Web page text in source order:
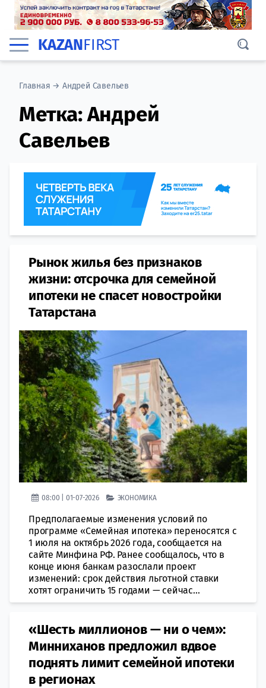
KAZANFIRST
Главная →Андрей Савельев
Метка:Андрей
Савельев
Рынок жилья без признаков
жизни: отсрочка для семейной
ипотеки не спасет новостройки
Татарстана
08:00 | 01-07-2026 ЭКОНОМИКА
Предполагаемые изменения условий по
программе «Семейная ипотека» переносятся с
1 июля на октябрь 2026 года, сообщается на
сайте Минфина РФ. Ранее сообщалось, что в
конце июня банкам разослали проект
изменений: срок действия льготной ставки
хотят ограничить 15 годами — сейчас...
«Шесть миллионов — ни о чем»:
Минниханов предложил вдвое
поднять лимит семейной ипотеки
в регионах